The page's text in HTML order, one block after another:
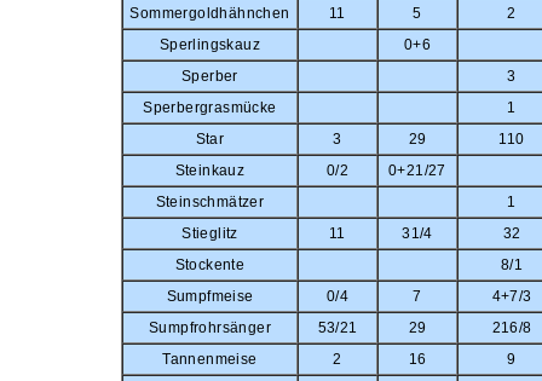
Sommergoldhähnchen
11 5
2
Sperlingskauz
0+6
Sperber
3
Sperbergrasmücke
1
Star
3 29
110
Steinkauz
0/2
0+21/27
Steinschmätzer
1
Stieglitz
11 31/4
32
Stockente
8/1
Sumpfmeise
0/4 7
4+7/3
Sumpfrohrsänger
53/21 29
216/8
Tannenmeise
2 16
9